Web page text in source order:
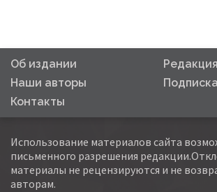
Об издании
Наши авторы
Подписка
Контакты
Использование материалов сайта
письменного разрешения
материалы не рецензируются и не
авторам.